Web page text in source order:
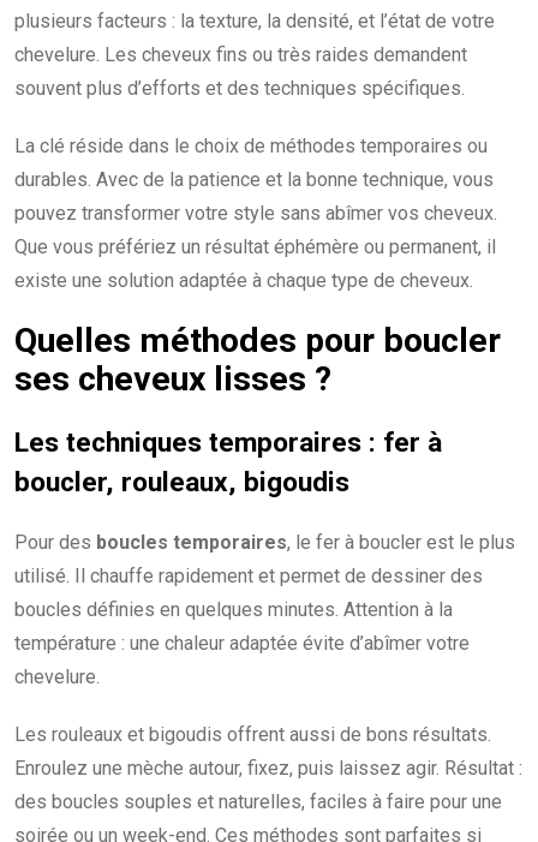
plusieurs facteurs : la texture, la densité, et l’état de votre
chevelure. Les cheveux fins ou très raides demandent
souvent plus d’efforts et des techniques spécifiques.
La clé réside dans le choix de méthodes temporaires ou
durables. Avec de la patience et la bonne technique, vous
pouvez transformer votre style sans abîmer vos cheveux.
Que vous préfériez un résultat éphémère ou permanent, il
existe une solution adaptée à chaque type de cheveux.
Quelles méthodes pour boucler
ses cheveux lisses ?
Les techniques temporaires : fer à
boucler, rouleaux, bigoudis
Pour des boucles temporaires, le fer à boucler est le plus
utilisé. Il chauffe rapidement et permet de dessiner des
boucles définies en quelques minutes. Attention à la
température : une chaleur adaptée évite d’abîmer votre
chevelure.
Les rouleaux et bigoudis offrent aussi de bons résultats.
Enroulez une mèche autour, fixez, puis laissez agir. Résultat :
des boucles souples et naturelles, faciles à faire pour une
soirée ou un week-end. Ces méthodes sont parfaites si